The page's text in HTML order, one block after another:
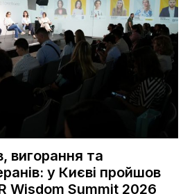
вигорання та
у Києві пройшов
Wisdom Summit 2026